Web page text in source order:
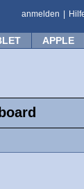
anmelden
APPLE